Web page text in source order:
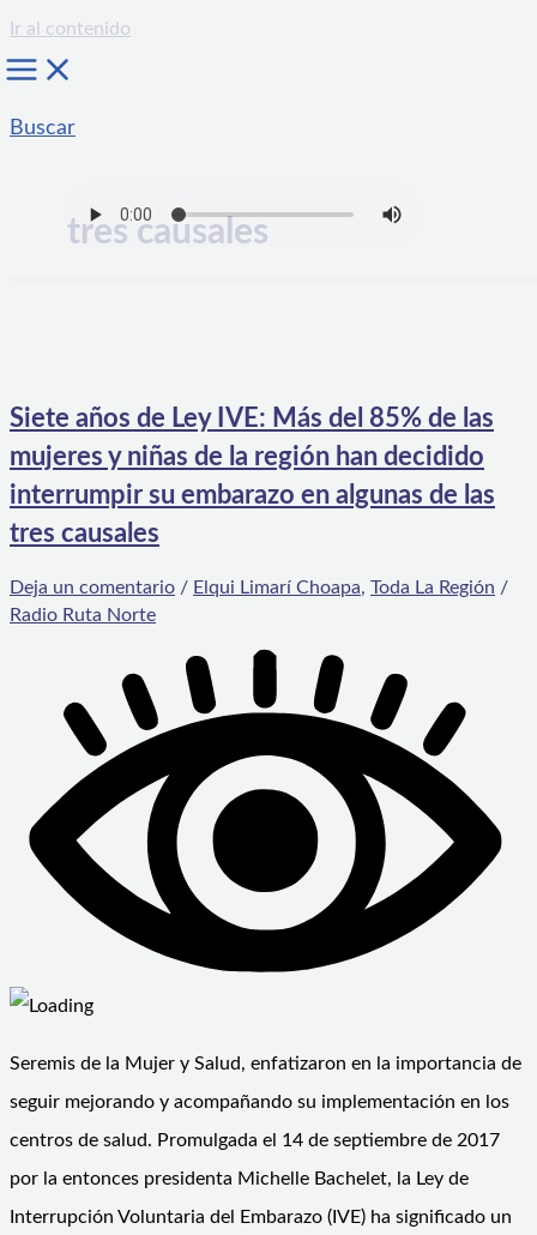
Ir al contenido
Buscar
tres causales
Siete años de Ley IVE: Más del 85% de las
mujeres y niñas de la región han decidido
interrumpir su embarazo en algunas de las
tres causales
Deja un comentario / Elqui Limarí Choapa, Toda La Región /
Radio Ruta Norte
Seremis de la Mujer y Salud, enfatizaron en la importancia de
seguir mejorando y acompañando su implementación en los
centros de salud. Promulgada el 14 de septiembre de 2017
por la entonces presidenta Michelle Bachelet, la Ley de
Interrupción Voluntaria del Embarazo (IVE) ha significado un